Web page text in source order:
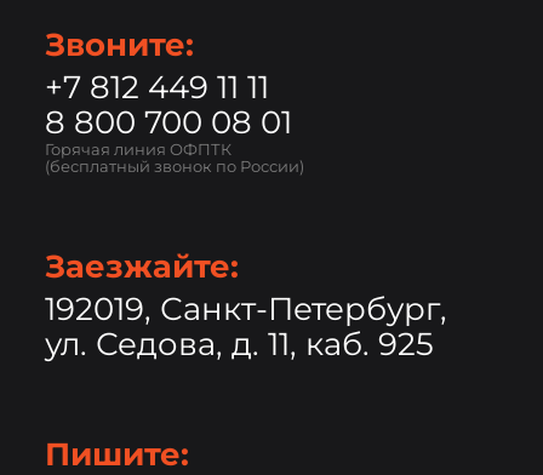
Звоните:
+7 812 449 11 11
8 800 700 08 01
Горячая линия ОФПТК
(бесплатный звонок по России)
Заезжайте:
192019, Санкт-Петербург,
ул. Седова, д. 11, каб. 925
Пишите: